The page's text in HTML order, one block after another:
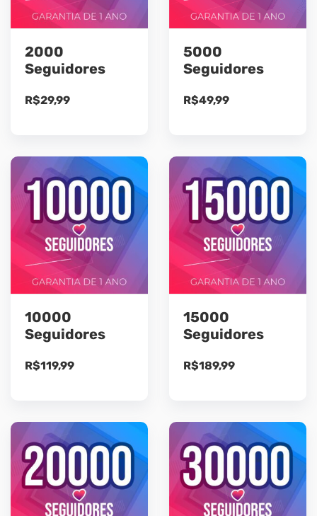
2000
Seguidores
R$29,99
5000
Seguidores
R$49,99
10000
Seguidores
R$119,99
15000
Seguidores
R$189,99